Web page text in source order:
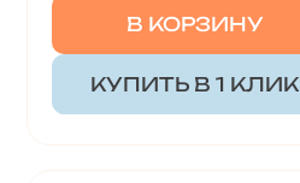
В КОРЗИНУ
КУПИТЬ В 1 КЛИК